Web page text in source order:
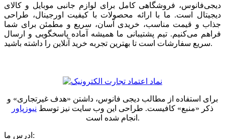
دیجی‌فانوس، فروشگاهی کامل برای لوازم جانبی موبایل و کالای
دیجیتال است. ما با ارائه محصولات با کیفیت اورجینال، طراحی
جذاب و قیمت مناسب، خریدی آسان، سریع و مطمئن برای شما
فراهم می‌کنیم. تیم پشتیبانی ما همیشه آماده پاسخگویی و ارسال
سریع سفارشات است تا بهترین تجربه خرید آنلاین را داشته باشید.
برای استفاده از مطالب دیجی فانوس، داشتن «هدف غیرتجاری» و
ذکر «منبع» کافیست. طراحی این وب سایت نیز توسط نیوزپاور
انجام شده است.
ادرس ما: